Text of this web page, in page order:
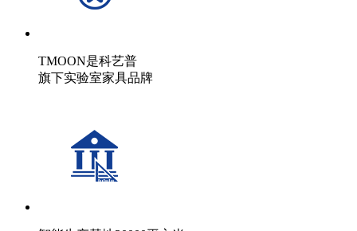
TMOON是科艺普
旗下实验室家具品牌